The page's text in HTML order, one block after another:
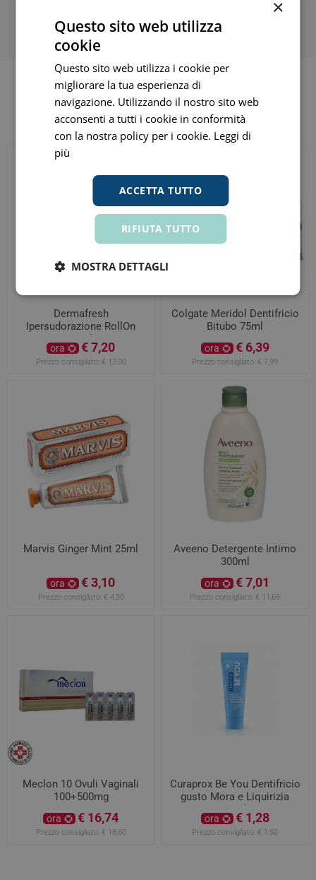
MPN: 973188396 - GTIN: 8004395111732
Altri clienti hanno acquistato anche
Dermafresh
Ipersudorazione RollOn
75ml
ora € 7,20
Prezzo consigliato: € 12,00
Colgate Meridol Dentifricio
Bitubo 75ml
ora € 6,39
Prezzo consigliato: € 7,99
Marvis Ginger Mint 25ml
ora € 3,10
Prezzo consigliato: € 4,30
Aveeno Detergente Intimo
300ml
ora € 7,01
Prezzo consigliato: € 11,69
Meclon 10 Ovuli Vaginali
100+500mg
ora € 16,74
Prezzo consigliato: € 18,60
Curaprox Be You Dentifricio
gusto Mora e Liquirizia
10ml
ora € 1,28
Prezzo consigliato: € 1,50
×
Questo sito web utilizza
cookie
Questo sito web utilizza i cookie per
migliorare la tua esperienza di
navigazione. Utilizzando il nostro sito web
acconsenti a tutti i cookie in conformità
con la nostra policy per i cookie. Leggi di
più
ACCETTA TUTTO
RIFIUTA TUTTO
MOSTRA DETTAGLI